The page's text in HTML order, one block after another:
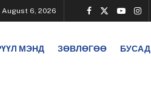
August 6, 2026
МЭНД ЗӨВЛӨГӨӨ БУСАД